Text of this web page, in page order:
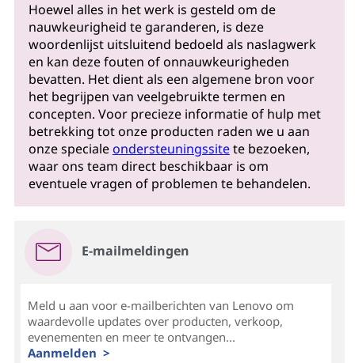
Hoewel alles in het werk is gesteld om de
nauwkeurigheid te garanderen, is deze
woordenlijst uitsluitend bedoeld als naslagwerk
en kan deze fouten of onnauwkeurigheden
bevatten. Het dient als een algemene bron voor
het begrijpen van veelgebruikte termen en
concepten. Voor precieze informatie of hulp met
betrekking tot onze producten raden we u aan
onze specialeondersteuningssitete bezoeken,
waar ons team direct beschikbaar is om
eventuele vragen of problemen te behandelen.
E-mailmeldingen
Meld u aan voor e-mailberichten van Lenovo om
waardevolle updates over producten, verkoop,
evenementen en meer te ontvangen...
Aanmelden >